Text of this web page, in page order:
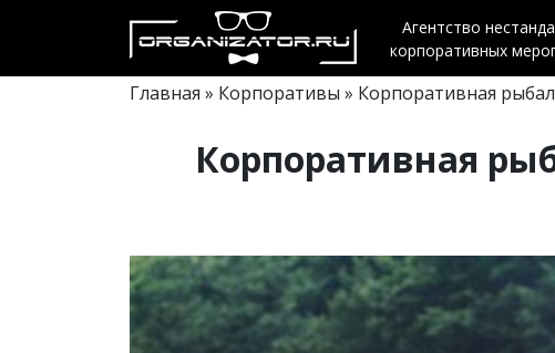
Агентство
корпоративных
Главная » Корпоративы » Корпоративная
Корпоративная